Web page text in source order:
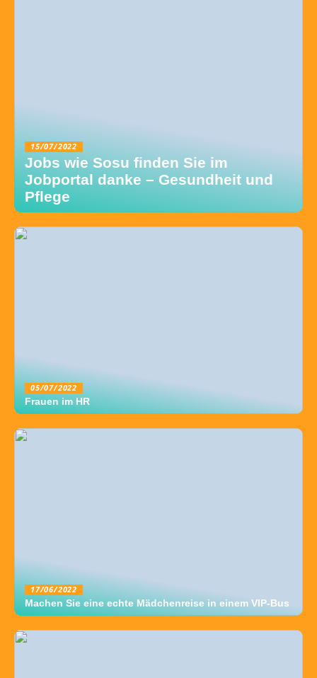
15/07/2022
Jobs wie Sosu finden Sie im
Jobportal danke – Gesundheit und
Pflege
05/07/2022
Frauen im HR
17/06/2022
Machen Sie eine echte Mädchenreise in einem VIP-Bus